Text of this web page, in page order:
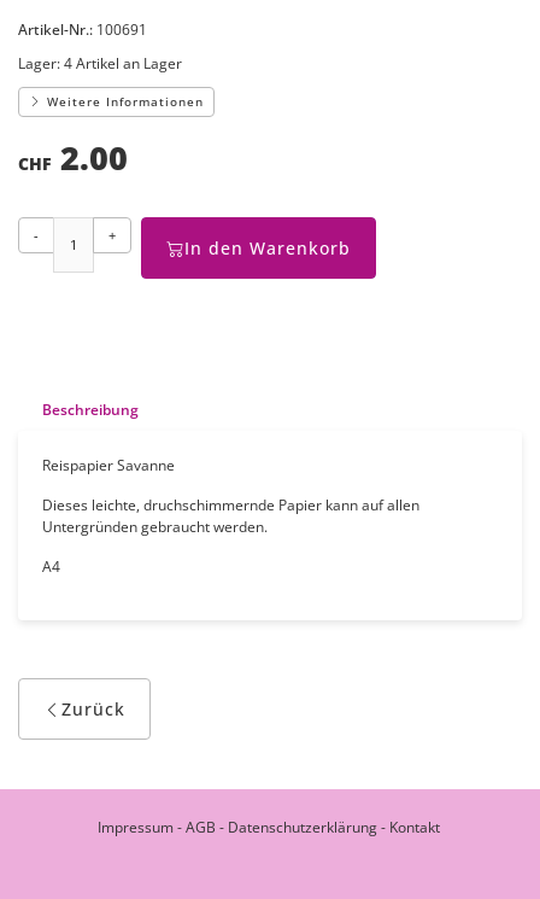
Artikel-Nr.: 100691
Lager:4 Artikel an Lager
Weitere Informationen
CHF 2.00
- +
In den Warenkorb
Beschreibung
Reispapier Savanne
Dieses leichte, druchschimmernde Papier kann auf allen
Untergründen gebraucht werden.
A4
Zurück
Impressum-AGB - Datenschutzerklärung- Kontakt